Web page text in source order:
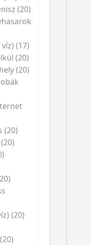
(20)
(17)
(20)
(20)
(20)
(20)